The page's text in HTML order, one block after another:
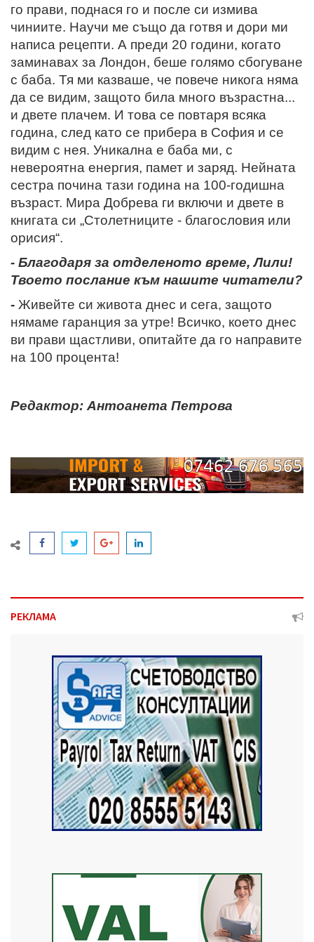
го прави, поднася го и после си измива
чиниите. Научи ме също да готвя и дори ми
написа рецепти. А преди 20 години, когато
заминавах за Лондон, беше голямо сбогуване
с баба. Тя ми казваше, че повече никога няма
да се видим, защото била много възрастна...
и двете плачем. И това се повтаря всяка
година, след като се прибера в София и се
видим с нея. Уникална е баба ми, с
невероятна енергия, памет и заряд. Нейната
сестра почина тази година на 100-годишна
възраст. Мира Добрева ги включи и двете в
книгата си „Столетниците - благословия или
орисия“.
- Благодаря за отделеното време, Лили!
Твоето послание към нашите читатели?
- Живейте си живота днес и сега, защото
нямаме гаранция за утре! Всичко, което днес
ви прави щастливи, опитайте да го направите
на 100 процента!
Редактор: Антоанета Петрова
РЕКЛАМА